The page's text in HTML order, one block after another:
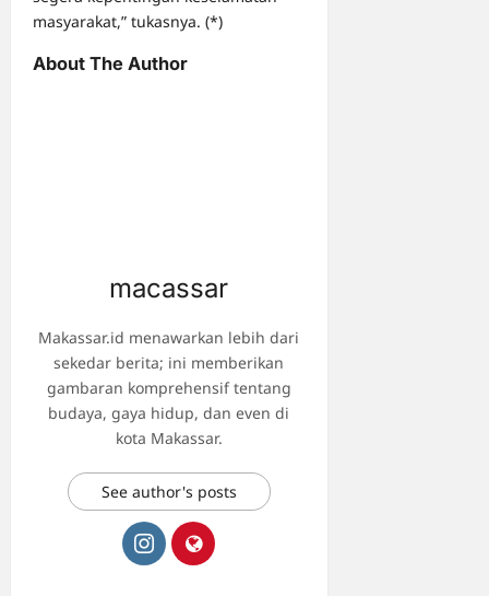
masyarakat,” tukasnya. (*)
About The Author
macassar
Makassar.id menawarkan lebih dari
sekedar berita; ini memberikan
gambaran komprehensif tentang
budaya, gaya hidup, dan even di
kota Makassar.
See author's posts